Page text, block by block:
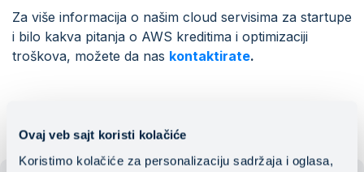
Ovaj veb sajt koristi kolačiće
Koristimo kolačiće za personalizaciju sadržaja i oglasa,
Za više informacija o našim cloud servisima za startupe
i bilo kakva pitanja o AWS kreditima i optimizaciji
troškova, možete da nas kontaktirate.